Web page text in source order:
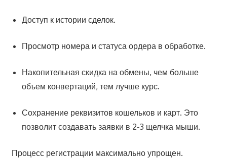
Доступ к истории сделок.
Просмотр номера и статуса ордера в обработке.
Накопительная скидка на обмены, чем больше
объем конвертаций, тем лучше курс.
Сохранение реквизитов кошельков и карт. Это
позволит создавать заявки в 2-3 щелчка мыши.
Процесс регистрации максимально упрощен.